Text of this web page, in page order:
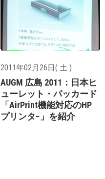
2011年02月26日( 土 )
AUGM 広島 2011：日本ヒ
ューレット・パッカード
「AirPrint機能対応のHP
プリンタ−」を紹介